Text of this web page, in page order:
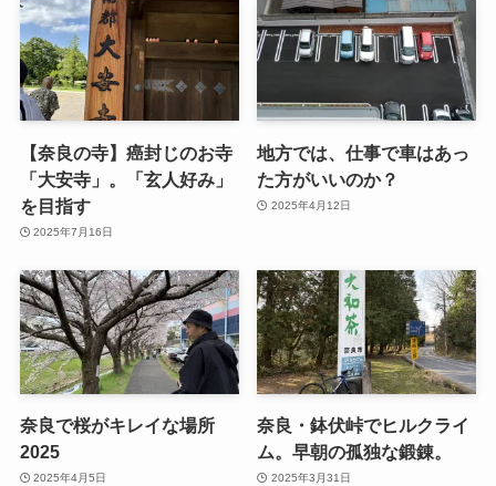
【奈良の寺】癌封じのお寺
「大安寺」。「玄人好み」
を目指す
2025年7月16日
地方では、仕事で車はあっ
た方がいいのか？
2025年4月12日
奈良で桜がキレイな場所
2025
2025年4月5日
奈良・鉢伏峠でヒルクライ
ム。早朝の孤独な鍛錬。
2025年3月31日